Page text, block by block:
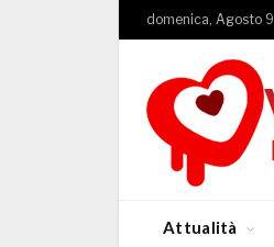
domenica, Agosto 9
Attualità